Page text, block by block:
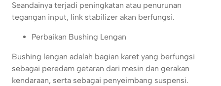
Seandainya terjadi peningkatan atau penurunan
tegangan input, link stabilizer akan berfungsi.
Perbaikan Bushing Lengan
Bushing lengan adalah bagian karet yang berfungsi
sebagai peredam getaran dari mesin dan gerakan
kendaraan, serta sebagai penyeimbang suspensi.